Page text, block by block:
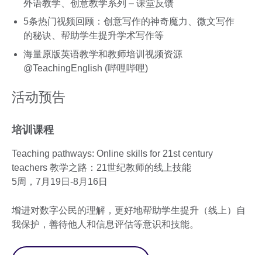
外语教学、创意教学系列 – 课堂反馈
5条热门视频回顾：创意写作的神奇魔力、微文写作
的秘诀、帮助学生提升学术写作等
海量原版英语教学和教师培训视频资源
@TeachingEnglish (哔哩哔哩)
活动预告
培训课程
Teaching pathways: Online skills for 21st century
teachers 教学之路：21世纪教师的线上技能
5周，7月19日-8月16日
增进对数字公民的理解，更好地帮助学生提升（线上）自
我保护，善待他人和信息评估等意识和技能。